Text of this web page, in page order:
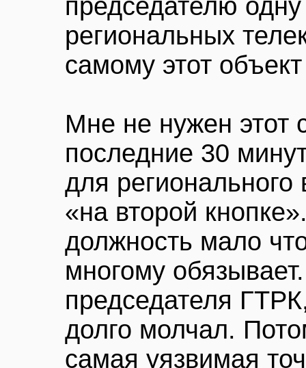
председателю
региональных
самому этот
Мне не нужен этот
последние 30
для
«на второй
должность мало
многому
председателя
долго молчал.
самая уязвимая